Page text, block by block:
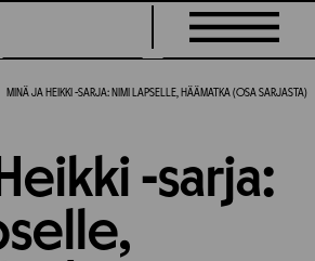
MINÄ JA HEIKKI -SARJA: NIMI LAPSELLE, HÄÄMATKA (OSA SARJASTA)
-sarja: